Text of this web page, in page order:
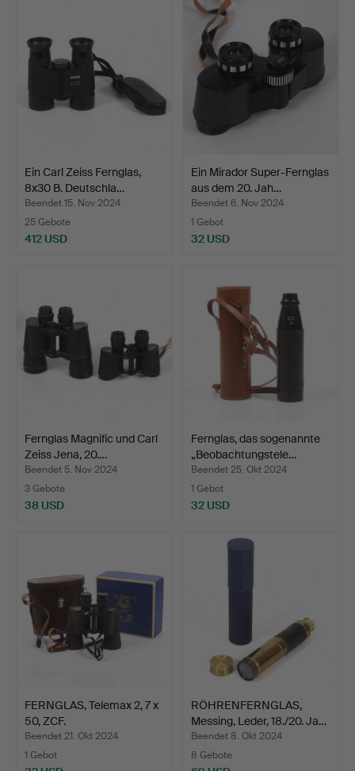
Ein Carl Zeiss Fernglas,
8x30 B. Deutschla…
Beendet 15. Nov 2024
25 Gebote
412 USD
Ein Mirador Super-Fernglas
aus dem 20. Jah…
Beendet 6. Nov 2024
1 Gebot
32 USD
Fernglas Magnific und Carl
Zeiss Jena, 20.…
Beendet 5. Nov 2024
3 Gebote
38 USD
Fernglas, das sogenannte
„Beobachtungstele…
Beendet 25. Okt 2024
1 Gebot
32 USD
FERNGLAS, Telemax 2, 7 x
50, ZCF.
Beendet 21. Okt 2024
1 Gebot
RÖHRENFERNGLAS,
Messing, Leder, 18./20. Ja…
Beendet 8. Okt 2024
8 Gebote